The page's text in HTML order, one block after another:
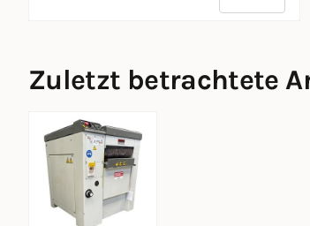
Zuletzt betrachtete